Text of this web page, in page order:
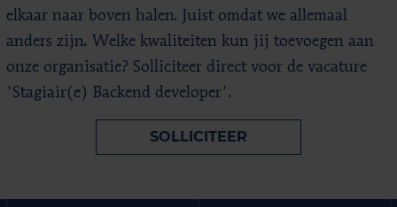
elkaar naar boven halen. Juist omdat we allemaal
anders zijn. Welke kwaliteiten kun jij toevoegen aan
onze organisatie? Solliciteer direct voor de vacature
'Stagiair(e) Backend developer'.
SOLLICITEER